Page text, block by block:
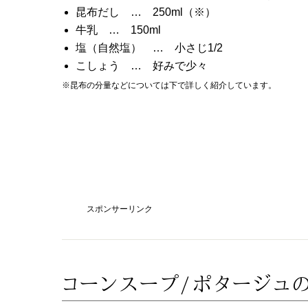
昆布だし … 250ml（※）
牛乳 … 150ml
塩（自然塩） … 小さじ1/2
こしょう … 好みで少々
※昆布の分量などについては下で詳しく紹介しています。
スポンサーリンク
コーンスープ/ポタージュ